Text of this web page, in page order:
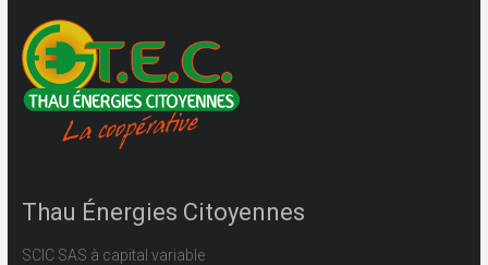
Thau Énergies Citoyennes
SCIC SAS à capital variable